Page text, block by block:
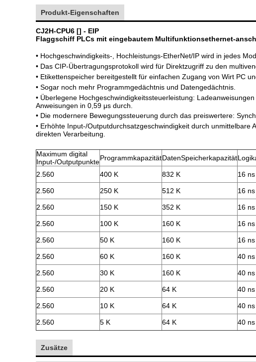
Produkt-Eigenschaften
CJ2H-CPU6 [] - EIP
Flaggschiff PLCs mit eingebautem Multifunktionsethernet-
• Hochgeschwindigkeits-, Hochleistungs-EtherNet/IP wird in jedes
• Das CIP-Übertragungsprotokoll wird für Direktzugriff zu den
• Etikettenspeicher bereitgestellt für einfachen Zugang von Wirt PC
• Sogar noch mehr Programmgedächtnis und Datengedächtnis.
• Überlegene Hochgeschwindigkeitssteuerleistung:
Anweisungen in 0,59 μs durch.
• Die modernere Bewegungssteuerung durch das preiswertere:
• Erhöhte Input-/Outputdurchsatzgeschwindigkeit durch unmittelbare
direkten Verarbeitung.
Maximum digital
Input-/OutputpunkteProgrammkapazitätDatenSpeicherkapazität
2.560 400 K 832 K 16 ns
2.560
250 K 512 K 16 ns
2.560
150 K 352 K 16 ns
2.560
100 K 160 K 16 ns
2.560
50 K 160 K 16 ns
2.560
60 K 160 K 40 ns
2.560 30 K 160 K 40 ns
2.560 20 K 64 K 40 ns
2.560 10 K 64 K 40 ns
2.560 5 K 64 K 40 ns
Zusätze